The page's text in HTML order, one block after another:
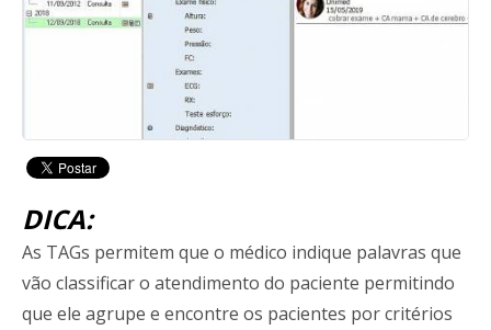
DICA:
As TAGs permitem que o médico indique palavras que
vão classificar o atendimento do paciente permitindo
que ele agrupe e encontre os pacientes por critérios